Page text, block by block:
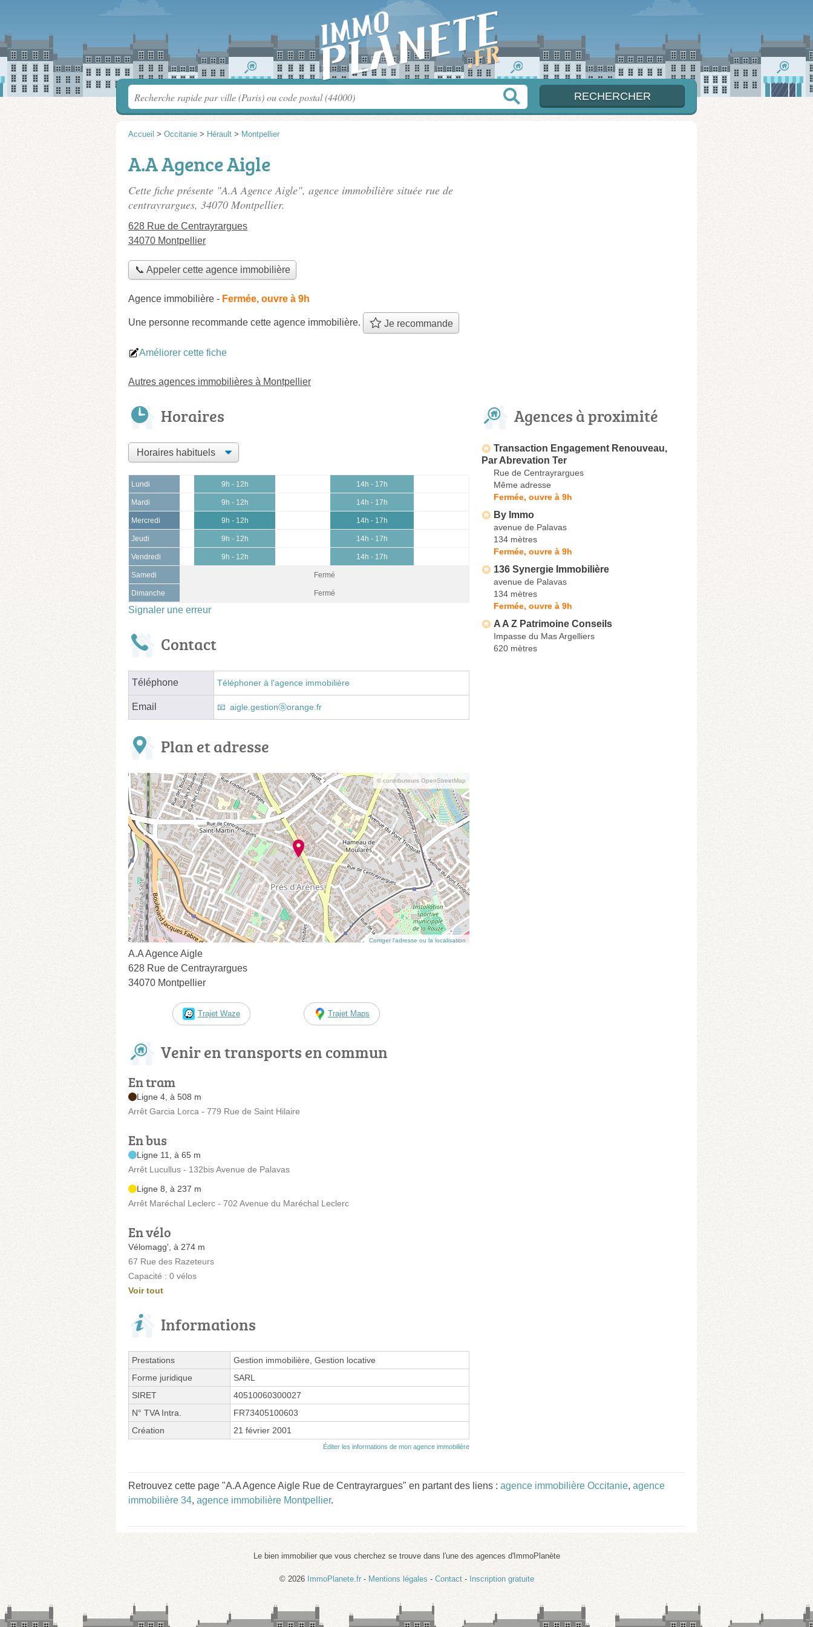
Accueil > Occitanie > Hérault > Montpellier
A.A Agence Aigle
Cette fiche présente "A.A Agence Aigle", agence immobilière située rue de
centrayrargues, 34070 Montpellier.
628 Rue de Centrayrargues
34070 Montpellier
📞 Appeler cette agence immobilière
Agence immobilière - Fermée, ouvre à 9h
Une personne recommande cette agence immobilière. Je recommande
Améliorer cette fiche
Autres agences immobilières à Montpellier
Horaires
Lundi 9h - 12h 14h - 17h
Mardi 9h - 12h 14h - 17h
Mercredi 9h - 12h 14h - 17h
Jeudi 9h - 12h 14h - 17h
Vendredi 9h - 12h 14h - 17h
Samedi Fermé
Dimanche Fermé
Signaler une erreur
Contact
Téléphone Téléphoner à l'agence immobilière
Email aigle.gestionⓐorange.fr
Plan et adresse
© contributeurs OpenStreetMap
Corriger l’adresse ou la localisation
A.A Agence Aigle
628 Rue de Centrayrargues
34070 Montpellier
Trajet Waze Trajet Maps
Venir en transports en commun
En tram
Ligne 4, à 508 m
Arrêt Garcia Lorca - 779 Rue de Saint Hilaire
En bus
Ligne 11, à 65 m
Arrêt Lucullus - 132bis Avenue de Palavas
Ligne 8, à 237 m
Arrêt Maréchal Leclerc - 702 Avenue du Maréchal Leclerc
En vélo
Vélomagg', à 274 m
67 Rue des Razeteurs
Capacité : 0 vélos
Voir tout
Informations
Prestations
Gestion immobilière, Gestion locative
Forme juridique
SARL
SIRET
40510060300027
N° TVA Intra.
FR73405100603
Création
21 février 2001
Éditer les informations de mon agence immobilière
Agences à proximité
Transaction Engagement Renouveau,
Par Abrevation Ter
Rue de Centrayrargues
Même adresse
Fermée, ouvre à 9h
By Immo
avenue de Palavas
134 mètres
Fermée, ouvre à 9h
136 Synergie Immobilière
avenue de Palavas
134 mètres
Fermée, ouvre à 9h
A A Z Patrimoine Conseils
Impasse du Mas Argelliers
620 mètres
Retrouvez cette page "A.A Agence Aigle Rue de Centrayrargues" en partant des liens : agence immobilière Occitanie, agence
immobilière 34, agence immobilière Montpellier.
Le bien immobilier que vous cherchez se trouve dans l'une des agences d'ImmoPlanète
© 2026 ImmoPlanete.fr - Mentions légales - Contact- Inscription gratuite